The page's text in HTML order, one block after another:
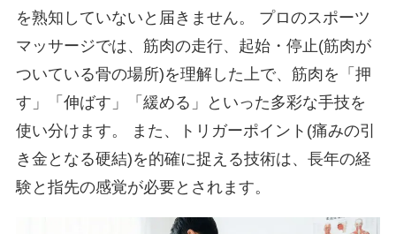
を熟知していないと届きません。 プロのスポーツ
マッサージでは、筋肉の走行、起始・停止(筋肉が
ついている骨の場所)を理解した上で、筋肉を「押
す」「伸ばす」「緩める」といった多彩な手技を
使い分けます。 また、トリガーポイント(痛みの引
き金となる硬結)を的確に捉える技術は、長年の経
験と指先の感覚が必要とされます。